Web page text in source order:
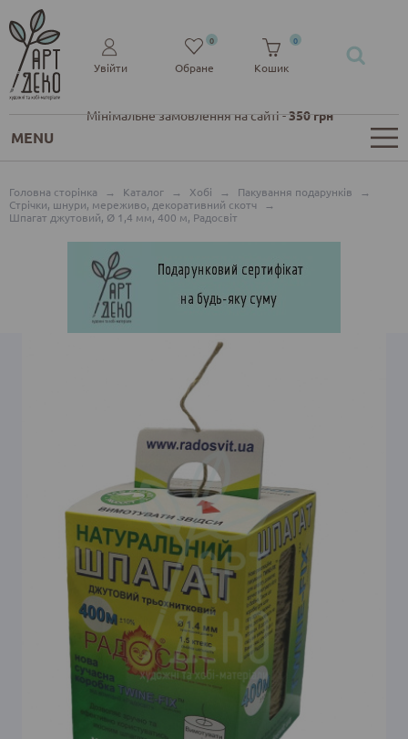
Мінімальне замовлення на сайті -350 грн
Увійти Обране
0
Кошик
0
MENU
Головна сторінка → Каталог → Хобі → Пакування подарунків
→
Стрічки, шнури, мереживо, декоративний скотч
→
Шпагат джутовий, Ø 1,4 мм, 400 м, Радосвіт